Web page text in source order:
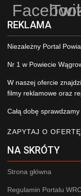
REKLAMA
Niezależny Portal
Nr 1 w Powiecie
W naszej ofercie
filmy reklamowe oraz
Całą dobę
ZAPYTAJ O OFERTĘ
NA SKRÓTY
Strona główna
Regulamin Portalu